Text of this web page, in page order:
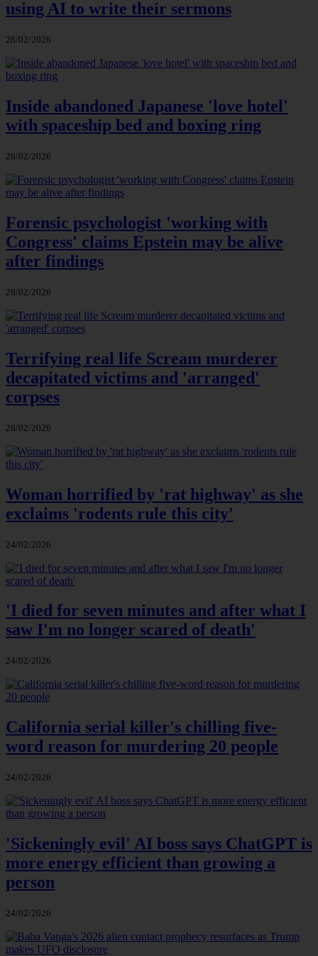
using AI to write their sermons
28/02/2026
Inside abandoned Japanese 'love hotel'
with spaceship bed and boxing ring
28/02/2026
Forensic psychologist 'working with
Congress' claims Epstein may be alive
after findings
28/02/2026
Terrifying real life Scream murderer
decapitated victims and 'arranged'
corpses
28/02/2026
Woman horrified by 'rat highway' as she
exclaims 'rodents rule this city'
24/02/2026
'I died for seven minutes and after what I
saw I'm no longer scared of death'
24/02/2026
California serial killer's chilling five-
word reason for murdering 20 people
24/02/2026
'Sickeningly evil' AI boss says ChatGPT is
more energy efficient than growing a
person
24/02/2026